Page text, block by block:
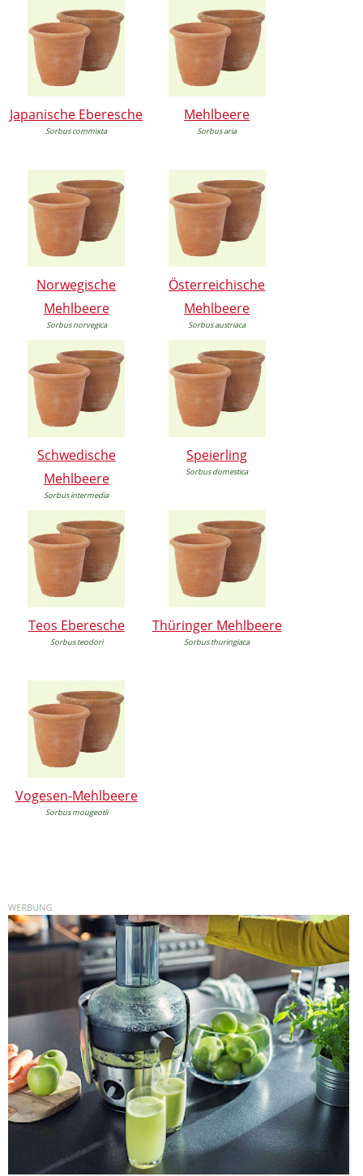
Japanische Eberesche
Sorbus commixta
Mehlbeere
Sorbus aria
Norwegische
Mehlbeere
Sorbus norvegica
Österreichische
Mehlbeere
Sorbus austriaca
Schwedische
Mehlbeere
Sorbus intermedia
Speierling
Sorbus domestica
Teos Eberesche
Sorbus teodori
Thüringer Mehlbeere
Sorbus thuringiaca
Vogesen-Mehlbeere
Sorbus mougeotii